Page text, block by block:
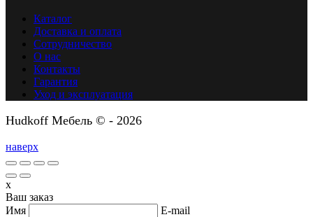
Каталог
Доставка и оплата
Сотрудничество
О нас
Контакты
Гарантия
Уход и эксплуатация
Hudkoff Мебель © - 2026
наверх
x
Ваш заказ
Имя
E-mail